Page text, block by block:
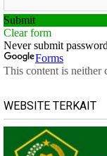
WEBSITE TERKAIT